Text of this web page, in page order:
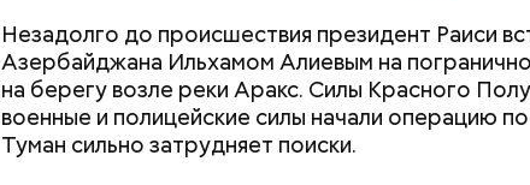
Незадолго до происшествия президент Раиси
Азербайджана Ильхамом Алиевым на
на берегу возле реки Аракс. Силы Красного
военные и полицейские силы начали операцию
Туман сильно затрудняет поиски.